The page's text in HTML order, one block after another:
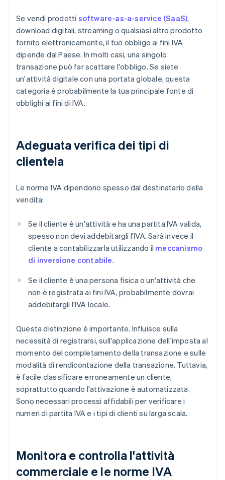
Se vendi prodotti software-as-a-service (SaaS),
download digitali, streaming o qualsiasi altro prodotto
fornito elettronicamente, il tuo obbligo ai fini IVA
dipende dal Paese. In molti casi, una singolo
transazione può far scattare l'obbligo. Se siete
un'attività digitale con una portata globale, questa
categoria è probabilmente la tua principale fonte di
obblighi ai fini di IVA.
Adeguata verifica dei tipi di
clientela
Le norme IVA dipendono spesso dal destinatario della
vendita:
Se il cliente è un'attività e ha una partita IVA valida,
spesso non devi addebitargli l'IVA. Sarà invece il
cliente a contabilizzarla utilizzando il meccanismo
di inversione contabile.
Se il cliente è una persona fisica o un'attività che
non è registrata ai fini IVA, probabilmente dovrai
addebitargli l'IVA locale.
Questa distinzione è importante. Influisce sulla
necessità di registrarsi, sull'applicazione dell'imposta al
momento del completamento della transazione e sulle
modalità di rendicontazione della transazione. Tuttavia,
è facile classificare erroneamente un cliente,
soprattutto quando l'attivazione è automatizzata.
Sono necessari processi affidabili per verificare i
numeri di partita IVA e i tipi di clienti su larga scala.
Monitora e controlla l'attività
commerciale e le norme IVA